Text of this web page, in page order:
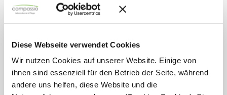
Diese Webseite verwendet Cookies
Wir nutzen Cookies auf unserer Website. Einige von
ihnen sind essenziell für den Betrieb der Seite, während
andere uns helfen, diese Website und die
Musica a Tre begeistert mit
Ein besonderes musikalisches Erlebnis erwartete die
Besucherinnen und Besucher des Klassikkonzerts am
vergangenen Samstag im Haus Raphael. Unter dem Namen
„Musica a Tre“ präsentierten die drei Musiker...